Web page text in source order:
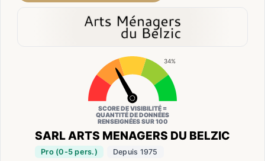
SARL ARTS MENAGERS DU BELZIC
Pro (0-5 pers.) Depuis 1975
34%
SCORE DE VISIBILITÉ =
QUANTITÉ DE DONNÉES
RENSEIGNÉES SUR 100